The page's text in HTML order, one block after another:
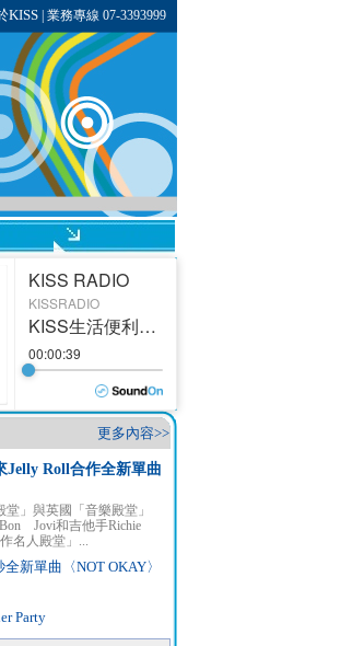
KISS| 業務專線 07-3393999
更多內容>>
Jelly Roll合作全新單曲
」與英國「音樂殿堂」
Jovi和吉他手Richie
名人殿堂」...
新單曲〈NOT OKAY〉
Party